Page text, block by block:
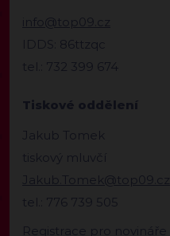
info@top09.cz
IDDS: 86ttzqc
tel.: 732 399 674
Tiskové oddělení
Jakub Tomek
tiskový mluvčí
Jakub.Tomek@top09.cz
tel.: 776 739 505
Registrace pro novináře